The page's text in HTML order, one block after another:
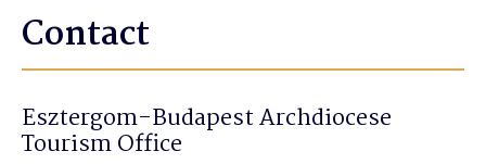
Contact
Esztergom-Budapest Archdiocese
Tourism Office